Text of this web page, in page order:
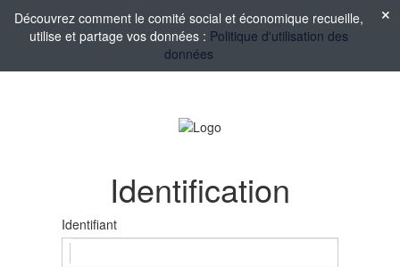
Découvrez comment le comité social et économique recueille,
utilise et partage vos données : Politique d'utilisation des
données
Identification
Identifiant